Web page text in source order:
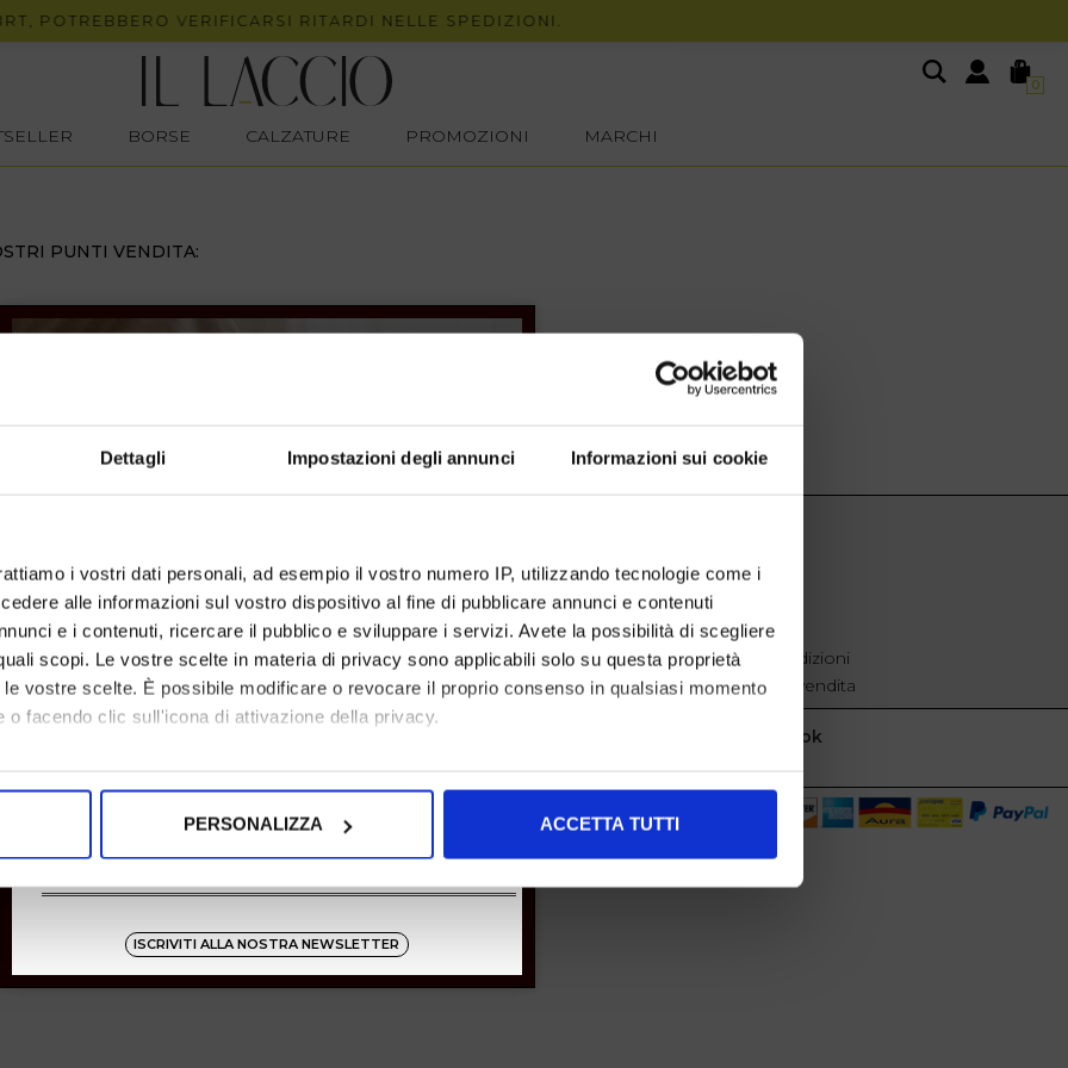
Dettagli Impostazioni degli annunci Informazioni sui cookie
i vostri dati personali, ad esempio il vostro numero IP, utilizzando tecnologie come i
alle informazioni sul vostro dispositivo al fine di pubblicare annunci e contenuti
e i contenuti, ricercare il pubblico e sviluppare i servizi. Avete la possibilità di scegliere
scopi. Le vostre scelte in materia di privacy sono applicabili solo su questa proprietà
vostre scelte. È possibile modificare o revocare il proprio consenso in qualsiasi momento
o facendo clic sull'icona di attivazione della privacy.
anche:
scansionandolo attivamente alla ricerca di caratteristiche specifiche (impronte
elaborati i tuoi dati personali e imposta le tue preferenze nella
PERSONALIZZA ACCETTA TUTTI
VERIFICARSI RITARDI NELLE SPEDIZIONI.
0
BORSE CALZATURE PROMOZIONI MARCHI
PUNTI VENDITA:
SHOPPING
Resi
Pagamenti
Spedizione
EXTRA
cookie policy
Privacy
Termini e condizioni
Condizioni di vendita
Facebook
ISCRIVITI ALLA NOSTRA NEWSLETTER